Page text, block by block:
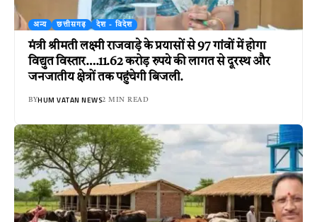
अन्य छत्तीसगढ़ देश - विदेश
मंत्री श्रीमती लक्ष्मी राजवाड़े के प्रयासों से 97 गांवों में होगा
विद्युत विस्तार….11.62 करोड़ रुपये की लागत से दूरस्थ और
जनजातीय क्षेत्रों तक पहुंचेगी बिजली.
BYHUM VATAN NEWS2 MIN READ